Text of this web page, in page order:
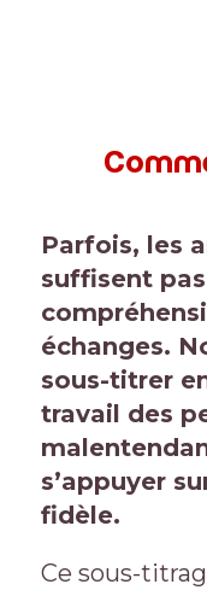
Parfois, les
suffisent
échanges.
sous-titrer
travail des
s’appuyer
fidèle.
Ce sous-